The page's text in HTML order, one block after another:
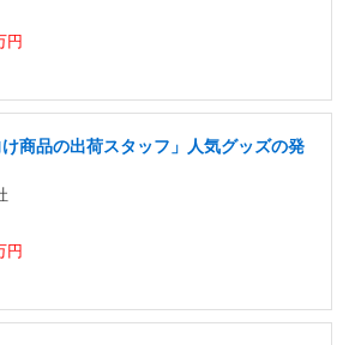
円
け商品の出荷スタッフ」人気グッズの発
円